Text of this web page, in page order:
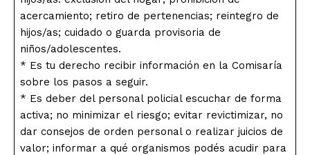
acercamiento; retiro de pertenencias; reintegro de
hijos/as; cuidado o guarda provisoria de
niños/adolescentes.
* Es tu derecho recibir información en la Comisaría
sobre los pasos a seguir.
* Es deber del personal policial escuchar de forma
activa; no minimizar el riesgo; evitar revictimizar, no
dar consejos de orden personal o realizar juicios de
valor; informar a qué organismos podés acudir para